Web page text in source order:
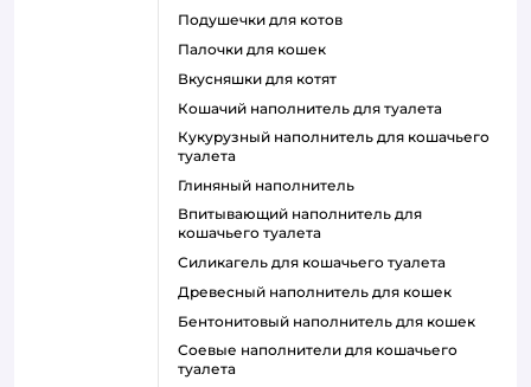
подушечки для котов
палочки для кошек
вкусняшки для котят
кошачий наполнитель для туалета
кукурузный наполнитель для кошачьего
туалета
глиняный наполнитель
впитывающий наполнитель для
кошачьего туалета
силикагель для кошачьего туалета
древесный наполнитель для кошек
бентонитовый наполнитель для кошек
соевые наполнители для кошачьего
туалета